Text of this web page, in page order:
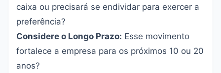
caixa ou precisará se endividar para exercer a
preferência?
Considere o Longo Prazo: Esse movimento
fortalece a empresa para os próximos 10 ou 20
anos?